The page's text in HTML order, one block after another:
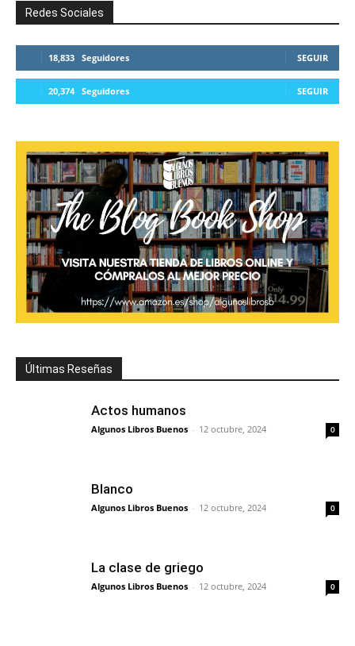
Redes Sociales
18,833 Seguidores SEGUIR
20,374 Seguidores SEGUIR
Últimas Reseñas
Actos humanos
Algunos Libros Buenos - 12 octubre, 2024 0
Blanco
Algunos Libros Buenos - 12 octubre, 2024 0
La clase de griego
Algunos Libros Buenos - 12 octubre, 2024 0